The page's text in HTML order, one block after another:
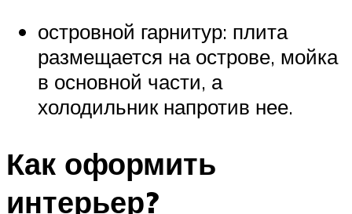
островной гарнитур: плита
размещается на острове, мойка
в основной части, а
холодильник напротив нее.
Как оформить
интерьер?